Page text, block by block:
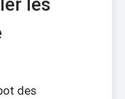
les
des